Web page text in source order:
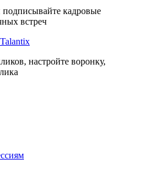
подписывайте кадровые
встреч
настройте воронку,